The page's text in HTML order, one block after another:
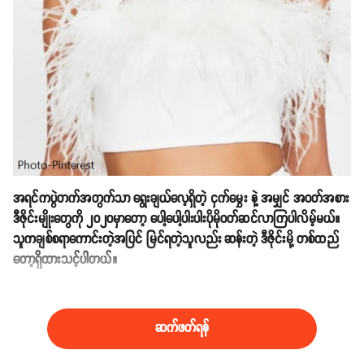
အရင်ကပွဲတက်အတွက်သာ ရွေးချယ်လေ့ရှိတဲ့ ငှက်မွှေး နဲ့ အမျှင် အဝတ်အစား
ဒီဇိုင်းမျိုးတွေကို ၂၀၂ဝမှာတော့ ပေါ့ပေါ့ပါးပါးပိုမိုဝတ်ဆင်လာကြပါလိမ့်မယ်။
သူကချစ်စရာကောင်းတဲ့အပြင် မြင်ရတဲ့သူလည်း ဆန်းတဲ့ ဒီဇိုင်းမို့ တစ်ထည်
တော့ရှိထားသင့်ပါတယ်။
ဆက်ဖတ်ရန်